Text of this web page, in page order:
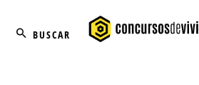
content
Buscar